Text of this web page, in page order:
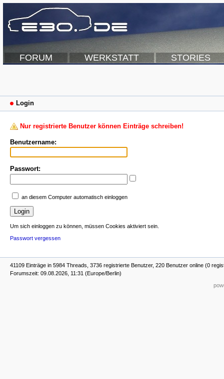
FORUM WERKSTATT STORIES
Login
Nur registrierte Benutzer können Einträge schreiben!
Benutzername:
Passwort:
an diesem Computer automatisch einloggen
Um sich einloggen zu können, müssen Cookies aktiviert sein.
Passwort vergessen
41109 Einträge in 5984 Threads, 3736 registrierte Benutzer, 220 Benutzer online (0
Forumszeit: 09.08.2026, 11:31 (Europe/Berlin)